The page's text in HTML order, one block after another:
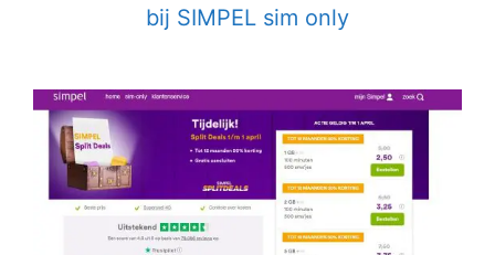
bij SIMPEL sim only